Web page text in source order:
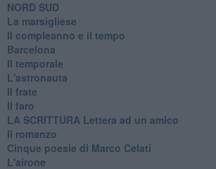
​NORD SUD
La marsigliese
Il compleanno e il tempo
Barcelona
Il temporale
L'astronauta
Il frate
Il faro
​LA SCRITTURA Lettera ad un amico
Il romanzo
Cinque poesie di Marco Celati
L'airone